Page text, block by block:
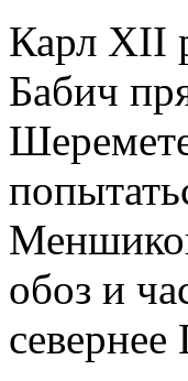
Карл XII
Бабич
обоз и
севернее